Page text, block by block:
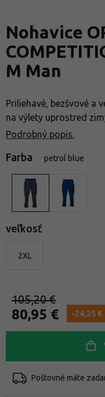
Nohavice
M Man
Priliehavé, bezšvové a
na výlety uprostred
Podrobný popis.
Farba petrol blue
veľkosť
2XL
80,95 € -24,25 €
105,20 €
Poštovné máte